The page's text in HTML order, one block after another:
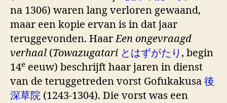
na 1306) waren lang verloren gewaand,
maar een kopie ervan is in dat jaar
teruggevonden. HaarEen ongevraagd
verhaal (Towazugatari とはずがたり , begin
14e eeuw) beschrijft haar jaren in dienst
van de teruggetreden vorst Gofukakusa 後
深草院 (1243-1304). Die vorst was een